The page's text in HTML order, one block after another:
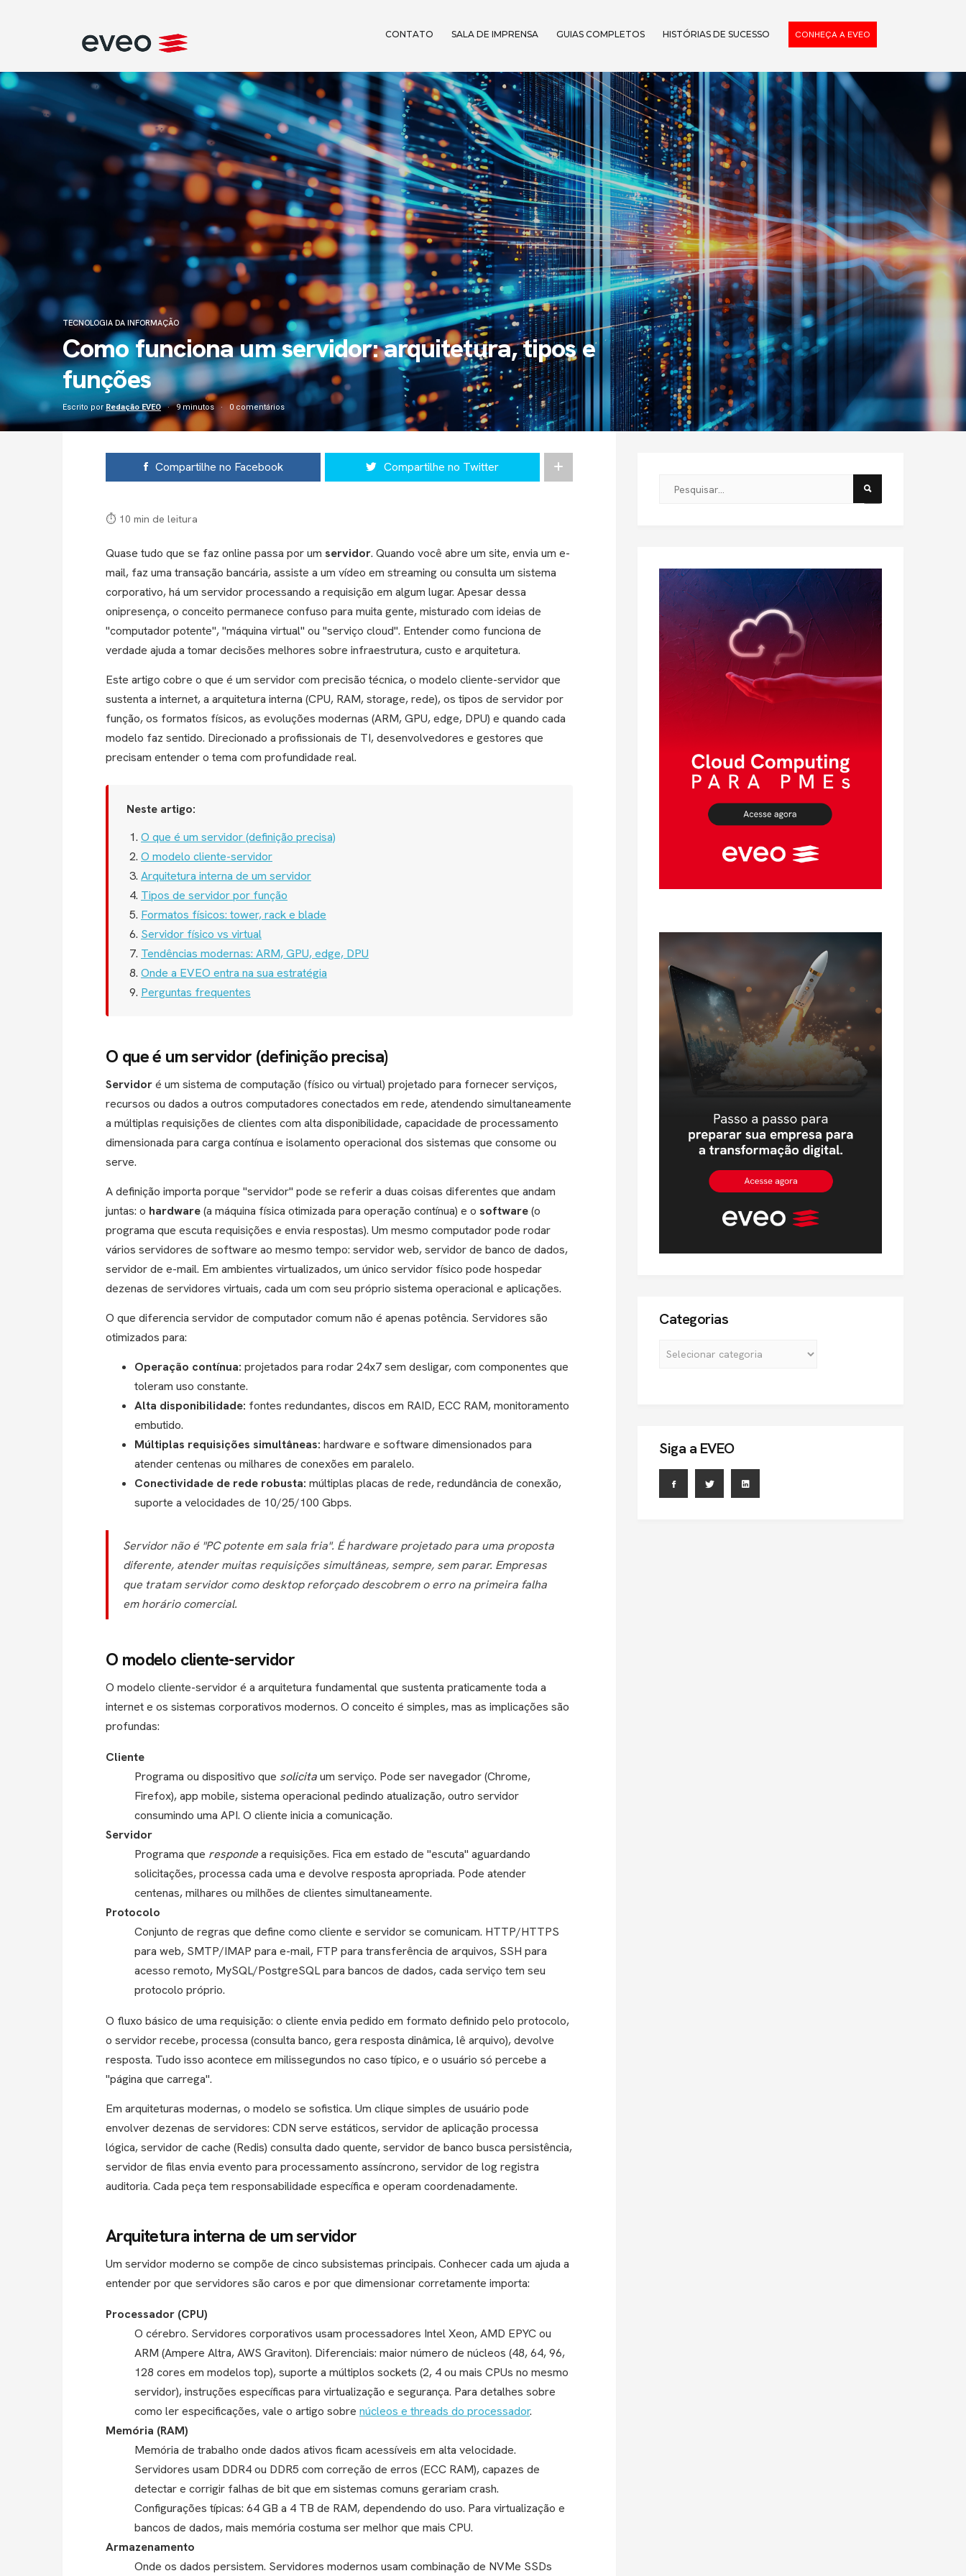
CONTATO SALA DE IMPRENSA GUIAS COMPLETOS HISTÓRIAS DE SUCESSO CONHEÇA A EVEO
TECNOLOGIA DA INFORMAÇÃO
Como funciona um servidor: arquitetura, tipos e
funções
Escrito por Redação EVEO 9 minutos 0 comentários
Compartilhe no Facebook Compartilhe no Twitter
⏱ 10 min de leitura
Quase tudo que se faz online passa por um servidor. Quando você abre um site, envia um e-
mail, faz uma transação bancária, assiste a um vídeo em streaming ou consulta um sistema
corporativo, há um servidor processando a requisição em algum lugar. Apesar dessa
onipresença, o conceito permanece confuso para muita gente, misturado com ideias de
"computador potente", "máquina virtual" ou "serviço cloud". Entender como funciona de
verdade ajuda a tomar decisões melhores sobre infraestrutura, custo e arquitetura.
Este artigo cobre o que é um servidor com precisão técnica, o modelo cliente-servidor que
sustenta a internet, a arquitetura interna (CPU, RAM, storage, rede), os tipos de servidor por
função, os formatos físicos, as evoluções modernas (ARM, GPU, edge, DPU) e quando cada
modelo faz sentido. Direcionado a profissionais de TI, desenvolvedores e gestores que
precisam entender o tema com profundidade real.
Neste artigo:
O que é um servidor (definição precisa)
O modelo cliente-servidor
Arquitetura interna de um servidor
Tipos de servidor por função
Formatos físicos: tower, rack e blade
Servidor físico vs virtual
Tendências modernas: ARM, GPU, edge, DPU
Onde a EVEO entra na sua estratégia
Perguntas frequentes
O que é um servidor (definição precisa)
Servidoré um sistema de computação (físico ou virtual) projetado para fornecer serviços,
recursos ou dados a outros computadores conectados em rede, atendendo simultaneamente
a múltiplas requisições de clientes com alta disponibilidade, capacidade de processamento
dimensionada para carga contínua e isolamento operacional dos sistemas que consome ou
serve.
A definição importa porque "servidor" pode se referir a duas coisas diferentes que andam
juntas: o hardware(a máquina física otimizada para operação contínua) e o software(o
programa que escuta requisições e envia respostas). Um mesmo computador pode rodar
vários servidores de software ao mesmo tempo: servidor web, servidor de banco de dados,
servidor de e-mail. Em ambientes virtualizados, um único servidor físico pode hospedar
dezenas de servidores virtuais, cada um com seu próprio sistema operacional e aplicações.
O que diferencia servidor de computador comum não é apenas potência. Servidores são
otimizados para:
Operação contínua: projetados para rodar 24x7 sem desligar, com componentes que
toleram uso constante.
Alta disponibilidade: fontes redundantes, discos em RAID, ECC RAM, monitoramento
embutido.
Múltiplas requisições simultâneas: hardware e software dimensionados para
atender centenas ou milhares de conexões em paralelo.
Conectividade de rede robusta: múltiplas placas de rede, redundância de conexão,
suporte a velocidades de 10/25/100 Gbps.
Servidor não é "PC potente em sala fria". É hardware projetado para uma proposta
diferente, atender muitas requisições simultâneas, sempre, sem parar. Empresas
que tratam servidor como desktop reforçado descobrem o erro na primeira falha
em horário comercial.
O modelo cliente-servidor
O modelo cliente-servidor é a arquitetura fundamental que sustenta praticamente toda a
internet e os sistemas corporativos modernos. O conceito é simples, mas as implicações são
profundas:
Cliente
Programa ou dispositivo que solicitaum serviço. Pode ser navegador (Chrome,
Firefox), app mobile, sistema operacional pedindo atualização, outro servidor
consumindo uma API. O cliente inicia a comunicação.
Servidor
Programa que respondea requisições. Fica em estado de "escuta" aguardando
solicitações, processa cada uma e devolve resposta apropriada. Pode atender
centenas, milhares ou milhões de clientes simultaneamente.
Protocolo
Conjunto de regras que define como cliente e servidor se comunicam. HTTP/HTTPS
para web, SMTP/IMAP para e-mail, FTP para transferência de arquivos, SSH para
acesso remoto, MySQL/PostgreSQL para bancos de dados, cada serviço tem seu
protocolo próprio.
O fluxo básico de uma requisição: o cliente envia pedido em formato definido pelo protocolo,
o servidor recebe, processa (consulta banco, gera resposta dinâmica, lê arquivo), devolve
resposta. Tudo isso acontece em milissegundos no caso típico, e o usuário só percebe a
"página que carrega".
Em arquiteturas modernas, o modelo se sofistica. Um clique simples de usuário pode
envolver dezenas de servidores: CDN serve estáticos, servidor de aplicação processa
lógica, servidor de cache (Redis) consulta dado quente, servidor de banco busca persistência,
servidor de filas envia evento para processamento assíncrono, servidor de log registra
auditoria. Cada peça tem responsabilidade específica e operam coordenadamente.
Arquitetura interna de um servidor
Um servidor moderno se compõe de cinco subsistemas principais. Conhecer cada um ajuda a
entender por que servidores são caros e por que dimensionar corretamente importa:
Processador (CPU)
O cérebro. Servidores corporativos usam processadores Intel Xeon, AMD EPYC ou
ARM (Ampere Altra, AWS Graviton). Diferenciais: maior número de núcleos (48, 64, 96,
128 cores em modelos top), suporte a múltiplos sockets (2, 4 ou mais CPUs no mesmo
servidor), instruções específicas para virtualização e segurança. Para detalhes sobre
como ler especificações, vale o artigo sobre núcleos e threads do processador.
Memória (RAM)
Memória de trabalho onde dados ativos ficam acessíveis em alta velocidade.
Servidores usam DDR4 ou DDR5 com correção de erros (ECC RAM), capazes de
detectar e corrigir falhas de bit que em sistemas comuns gerariam crash.
Configurações típicas: 64 GB a 4 TB de RAM, dependendo do uso. Para virtualização e
bancos de dados, mais memória costuma ser melhor que mais CPU.
Armazenamento
Onde os dados persistem. Servidores modernos usam combinação de NVMe SSDs
Este é um campo de pesquisa com recurso de sugestão
Categorias
Siga a EVEO